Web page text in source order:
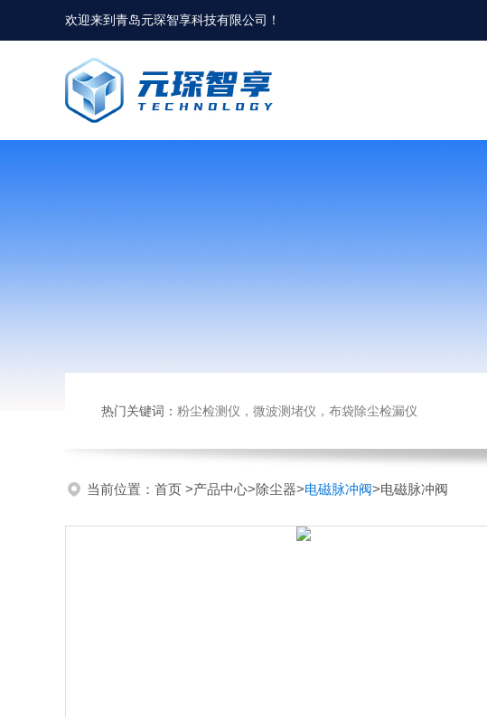
欢迎来到青岛元琛智享科技有限公司 ！
热门关键词： 粉尘检测仪，微波测堵仪，布袋除尘检漏仪
当前位置： 首页 >产品中心>除尘器>电磁脉冲阀>电磁脉冲阀